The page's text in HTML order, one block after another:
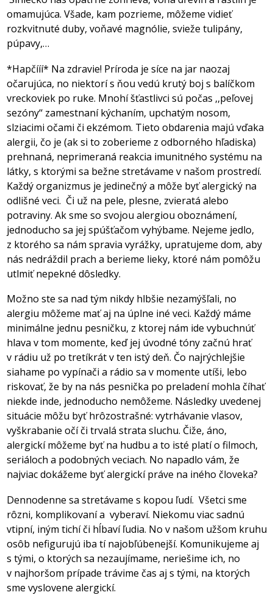
omamujúca. Všade, kam pozrieme, môžeme vidieť
rozkvitnuté duby, voňavé magnólie, svieže tulipány,
púpavy,…
*Hapčííí* Na zdravie! Príroda je síce na jar naozaj
očarujúca, no niektorí s ňou vedú krutý boj s balíčkom
vreckoviek po ruke. Mnohí šťastlivci sú počas ,,peľovej
sezóny‘‘ zamestnaní kýchaním, upchatým nosom,
slziacimi očami či ekzémom. Tieto obdarenia majú vďaka
alergii, čo je (ak si to zoberieme z odborného hľadiska)
prehnaná, neprimeraná reakcia imunitného systému na
látky, s ktorými sa bežne stretávame v našom prostredí.
Každý organizmus je jedinečný a môže byť alergický na
odlišné veci. Či už na pele, plesne, zvieratá alebo
potraviny. Ak sme so svojou alergiou oboznámení,
jednoducho sa jej spúšťačom vyhýbame. Nejeme jedlo,
z ktorého sa nám spravia vyrážky, upratujeme dom, aby
nás nedráždil prach a berieme lieky, ktoré nám pomôžu
utlmiť nepekné dôsledky.
Možno ste sa nad tým nikdy hlbšie nezamýšľali, no
alergiu môžeme mať aj na úplne iné veci. Každý máme
minimálne jednu pesničku, z ktorej nám ide vybuchnúť
hlava v tom momente, keď jej úvodné tóny začnú hrať
v rádiu už po tretíkrát v ten istý deň. Čo najrýchlejšie
siahame po vypínači a rádio sa v momente utíši, lebo
riskovať, že by na nás pesnička po preladení mohla číhať
niekde inde, jednoducho nemôžeme. Následky uvedenej
situácie môžu byť hrôzostrašné: vytrhávanie vlasov,
vyškrabanie očí či trvalá strata sluchu. Čiže, áno,
alergickí môžeme byť na hudbu a to isté platí o filmoch,
seriáloch a podobných veciach. No napadlo vám, že
najviac dokážeme byť alergickí práve na iného človeka?
Dennodenne sa stretávame s kopou ľudí. Všetci sme
rôzni, komplikovaní a vyberaví. Niekomu viac sadnú
vtipní, iným tichí či hĺbaví ľudia. No v našom užšom kruhu
osôb nefigurujú iba tí najobľúbenejší. Komunikujeme aj
s tými, o ktorých sa nezaujímame, neriešime ich, no
v najhoršom prípade trávime čas aj s tými, na ktorých
sme vyslovene alergickí.